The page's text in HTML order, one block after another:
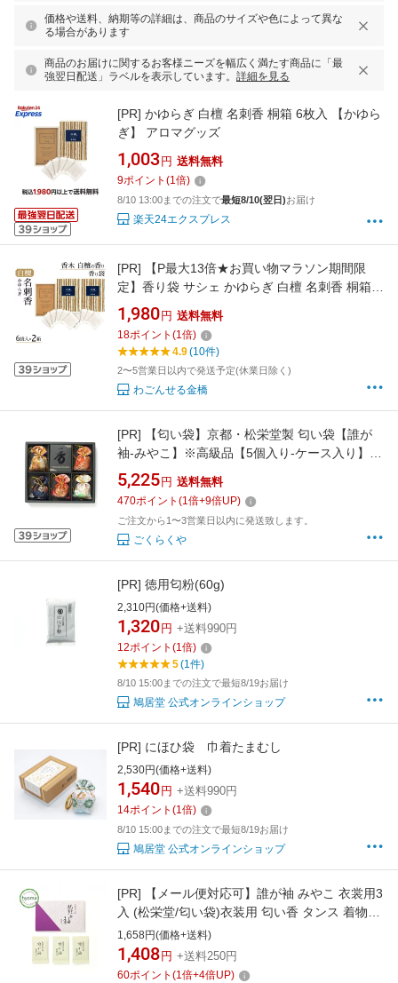
価格や送料、納期等の詳細は、商品のサイズや色によって異な
る場合があります
商品のお届けに関するお客様ニーズを幅広く満たす商品に「最
強翌日配送」ラベルを表示しています。 詳細を見る
[PR] かゆらぎ 白檀 名刺香 桐箱 6枚入 【かゆら
ぎ】 アロマグッズ
1,003 円 送料無料
9ポイント (1倍)
8/10 13:00までの注文で最短8/10(翌日)お届け
楽天24エクスプレス
[PR]
【P最大13倍★お買い物マラソン期間限
定】香り袋 サシェ かゆらぎ 白檀 名刺香 桐箱
サンダルウッド 6袋入×2箱セット 文香 約35g
名刺 財布 ポーチ 香木白檀 日本香堂
1,980 円 送料無料
18ポイント (1倍)
4.9(10件)
2〜5営業日以内で発送予定(休業日除く)
わごんせる金橋
[PR]
【匂い袋】京都・松栄堂製 匂い袋【誰が
袖-みやこ】※高級品【5個入り-ケース入り】長
さ6cmサイズにおい袋 匂袋 かわいい きれい お
しゃれ アロマ お香 持ち運び 匂い消し 芳香剤
消臭 プレゼント ギフト
5,225 円 送料無料
470ポイント (1倍+9倍UP)
ご注文から1〜3営業日以内に発送致します。
ごくらくや
[PR] 徳用匂粉(60g)
2,310円(価格+送料)
1,320 円 +送料990円
12ポイント (1倍)
5(1件)
8/10 15:00までの注文で最短8/19お届け
鳩居堂 公式オンラインショップ
[PR] にほひ袋 巾着たまむし
2,530円(価格+送料)
1,540 円 +送料990円
14ポイント (1倍)
8/10 15:00までの注文で最短8/19お届け
鳩居堂 公式オンラインショップ
[PR]
【メール便対応可】誰が袖 みやこ 衣裳用3
入 (松栄堂/匂い袋)衣装用 匂い香 タンス 着物の
香り付けに
1,658円(価格+送料)
1,408 円 +送料250円
60ポイント (1倍+4倍UP)